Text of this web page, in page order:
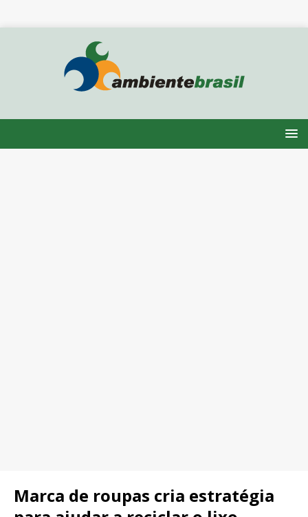
Marca de roupas cria estratégia